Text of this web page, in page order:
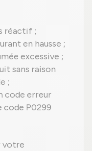
réactif ;
en hausse ;
excessive ;
sans raison
;
code erreur
code P0299
votre